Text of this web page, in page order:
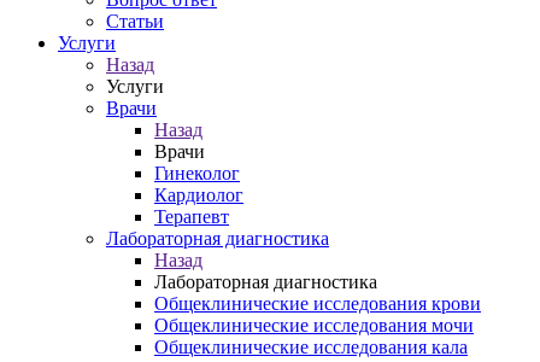
Статьи
Услуги
Назад
Услуги
Врачи
Назад
Врачи
Гинеколог
Кардиолог
Терапевт
Лабораторная диагностика
Назад
Лабораторная диагностика
Общеклинические исследования крови
Общеклинические исследования мочи
Общеклинические исследования кала